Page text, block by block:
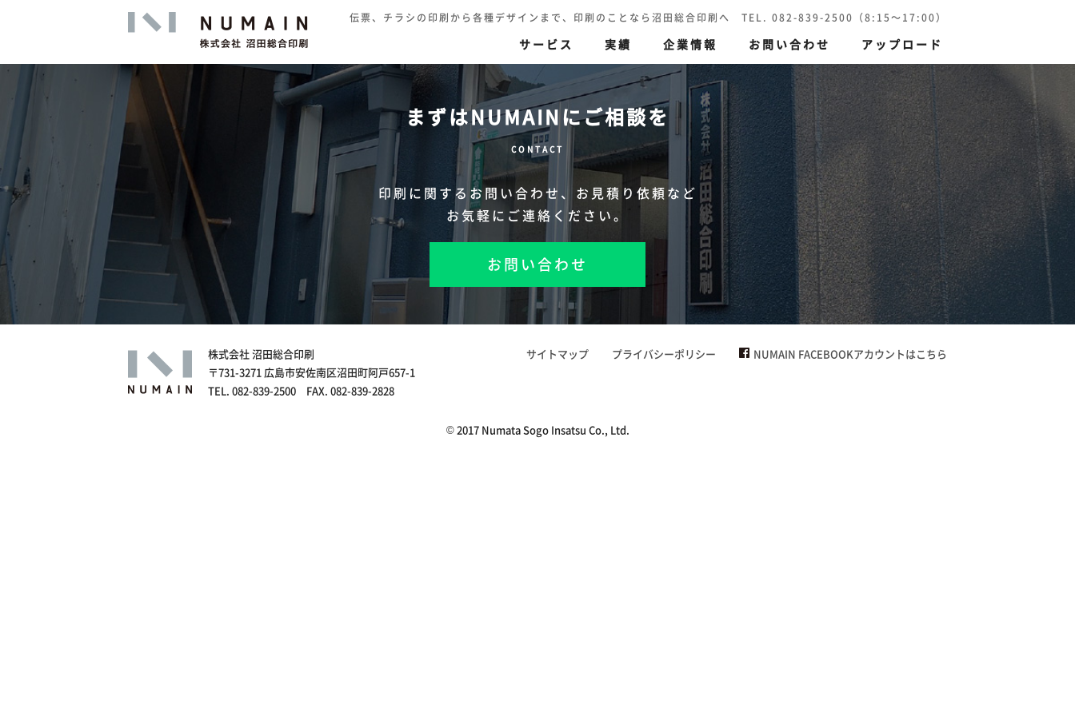
伝票、チラシの印刷から各種デザインまで、印刷のことなら沼田総合印刷へ TEL. 082-839-2500（8:15～17:00）
サービス 実績 企業情報 お問い合わせ アップロード
伝票印刷 印刷（高精細カラー印刷）
ハガキ・封筒・名刺・賞状
高精細印刷 色再現の追求 環境保護印刷
セキュリティ印刷
まずはNUMAINにご相談を
CONTACT
印刷に関するお問い合わせ、 お見積り依頼など
お気軽にご連絡ください。
お問い合わせ
株式会社 沼田総合印刷
〒731-3271 広島市安佐南区沼田町阿戸657-1
TEL. 082-839-2500 FAX. 082-839-2828
サイトマップ プライバシーポリシー NUMAIN FACEBOOKアカウントはこちら
© 2017 Numata Sogo Insatsu Co., Ltd.